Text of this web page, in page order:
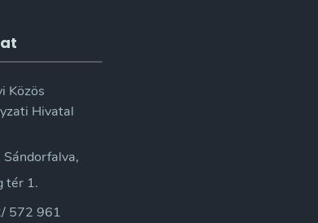
Közös
Hivatal
tér 1.
572 961